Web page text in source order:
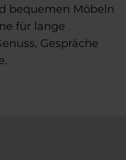
bequemen Möbeln
für lange
Gespräche